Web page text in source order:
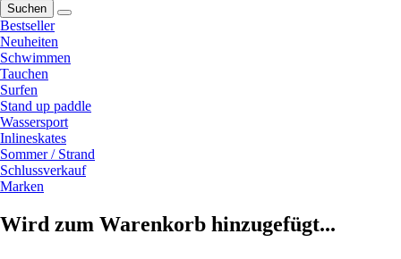
Suchen
Bestseller
Neuheiten
Schwimmen
Tauchen
Surfen
Stand up paddle
Wassersport
Inlineskates
Sommer / Strand
Schlussverkauf
Marken
Wird zum Warenkorb hinzugefügt...